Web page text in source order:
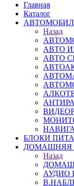
Главная
Каталог
Назад
АВТО
АВТО
БЛОКИ
ДОМАШНЯЯ
Назад
АУДИО